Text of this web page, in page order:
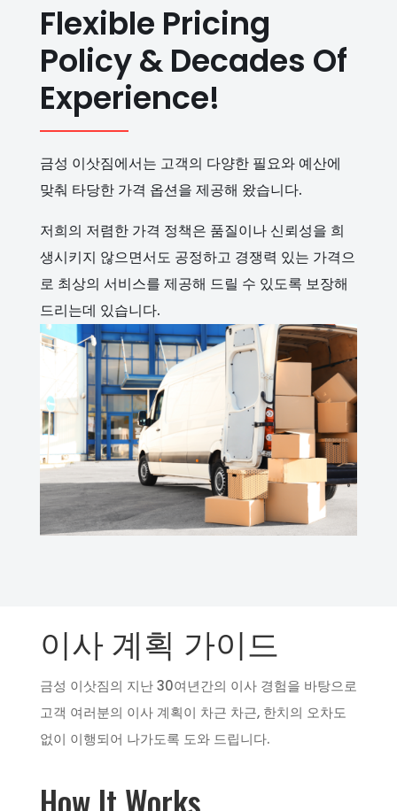
Flexible Pricing
Policy & Decades Of
Experience!
금성 이삿짐에서는 고객의 다양한 필요와 예산에
맞춰 타당한 가격 옵션을 제공해 왔습니다.
저희의 저렴한 가격 정책은 품질이나 신뢰성을 희
생시키지 않으면서도 공정하고 경쟁력 있는 가격으
로 최상의 서비스를 제공해 드릴 수 있도록 보장해
드리는데 있습니다.
이사 계획 가이드
금성 이삿짐의 지난 30여년간의 이사 경험을 바탕으로
고객 여러분의 이사 계획이 차근 차근, 한치의 오차도
없이 이행되어 나가도록 도와 드립니다.
How It Works